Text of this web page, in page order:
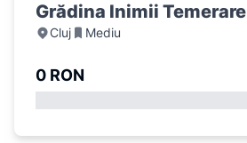
Grădina Inimii Temerare
Cluj Mediu
0 RON